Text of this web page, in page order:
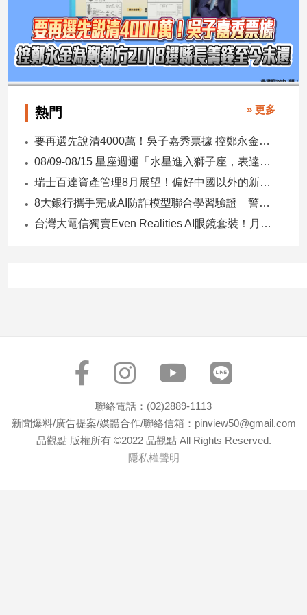
熱門 » 更多
要再選先說清4000萬！吳子嘉秀票據 控鄭永金為鄭朝方2018選縣長籌錢至今未還
08/09-08/15 星座週運「水星進入獅子座，表達力、自信與創意提升」
瑞士百達資產管理8月展望！偏好中國以外的新興市場 看好這些產業
8大銀行攜手完成AI防詐模型聯合學習驗證 警示帳戶準確度提升2倍
台灣大電信獨賣Even Realities AI眼鏡套裝！月付1399元 專案價3990
聯絡電話：(02)2889-1113
新聞爆料/廣告提案/媒體合作/聯絡信箱：pinview50@gmail.com
品觀點 版權所有 ©2022 品觀點 All Rights Reserved.
隱私權聲明